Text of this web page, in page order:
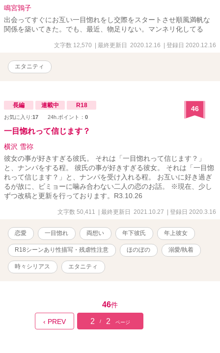
鳴宮鶉子
出会ってすぐにお互い一目惚れをし交際をスタートさせ順風満帆な
関係を築いてきた。でも、最近、物足りない。マンネリ化してる
文字数 12,570 | 最終更新日 2020.12.16 | 登録日 2020.12.16
エタニティ
長編 連載中 R18
お気に入り:17 24h.ポイント： 0
46
一目惚れって信じます？
横沢 雪祢
彼女の事が好きすぎる彼氏。 それは「一目惚れって信じます？」
と、ナンパをする程。 彼氏の事が好きすぎる彼女。 それは「一目惚
れって信じます？」と、ナンパを受け入れる程。 お互いに好き過ぎ
るが故に、ビミョーに噛み合わない二人の恋のお話。 ※現在、少し
ずつ改稿と更新を行っております。R3.10.26
文字数 50,411 | 最終更新日 2021.10.27 | 登録日 2020.3.16
恋愛 一目惚れ 両想い 年下彼氏 年上彼女
R18シーンあり性描写・残虐性注意 ほのぼの 溺愛/執着
時々シリアス エタニティ
46件
‹ PREV 2 / 2 ページ